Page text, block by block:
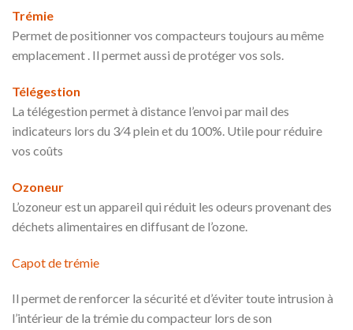
Trémie
Permet de positionner vos compacteurs toujours au même
emplacement . Il permet aussi de protéger vos sols.
Télégestion
La télégestion permet à distance l’envoi par mail des
indicateurs lors du 3⁄4 plein et du 100%. Utile pour réduire
vos coûts
Ozoneur
L’ozoneur est un appareil qui réduit les odeurs provenant des
déchets alimentaires en diffusant de l’ozone.
Capot de trémie
Il permet de renforcer la sécurité et d’éviter toute intrusion à
l’intérieur de la trémie du compacteur lors de son